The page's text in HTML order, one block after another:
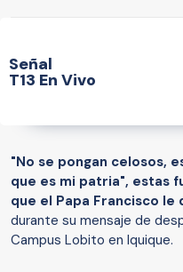
Señal
T13 En Vivo
"No se pongan celosos,
que es mi patria", estas
que el Papa Francisco
durante su mensaje de
Campus Lobito en Iquique.